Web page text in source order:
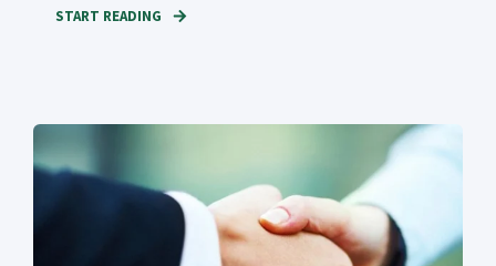
START READING